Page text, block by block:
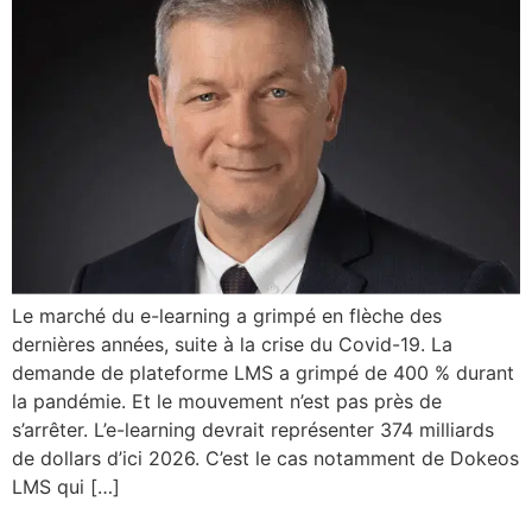
Le marché du e-learning a grimpé en flèche des
dernières années, suite à la crise du Covid-19. La
demande de plateforme LMS a grimpé de 400 % durant
la pandémie. Et le mouvement n’est pas près de
s’arrêter. L’e-learning devrait représenter 374 milliards
de dollars d’ici 2026. C’est le cas notamment de Dokeos
LMS qui […]